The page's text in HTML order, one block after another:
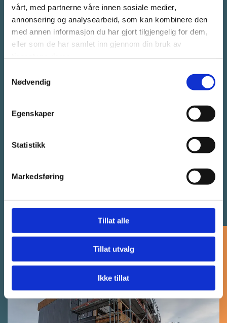
vårt, med partnerne våre innen sosiale medier,
annonsering og analysearbeid, som kan kombinere den
med annen informasjon du har gjort tilgjengelig for dem,
eller som de har samlet inn gjennom din bruk av
Nødvendig
Egenskaper
Statistikk
Markedsføring
Tillat alle
Tillat utvalg
Ikke tillat
Boligrigger
Kontorrigger
Midlertidige skolebygg
Kantiner